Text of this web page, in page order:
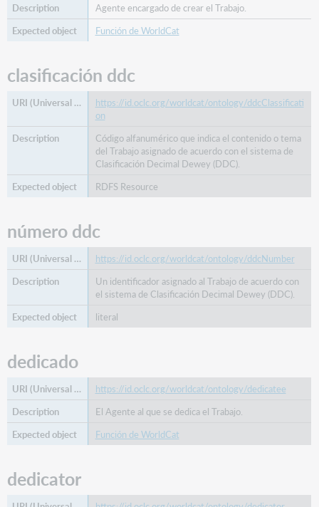
Agente encargado de crear el Trabajo.
Función de WorldCat
clasificación ddc
https://id.oclc.org/worldcat/ontology/ddcClassificati
on
Código alfanumérico que indica el contenido o tema
del Trabajo asignado de acuerdo con el sistema de
Clasificación Decimal Dewey (DDC).
RDFS Resource
número ddc
https://id.oclc.org/worldcat/ontology/ddcNumber
Un identificador asignado al Trabajo de acuerdo con
el sistema de Clasificación Decimal Dewey (DDC).
literal
dedicado
https://id.oclc.org/worldcat/ontology/dedicatee
El Agente al que se dedica el Trabajo.
Función de WorldCat
dedicator